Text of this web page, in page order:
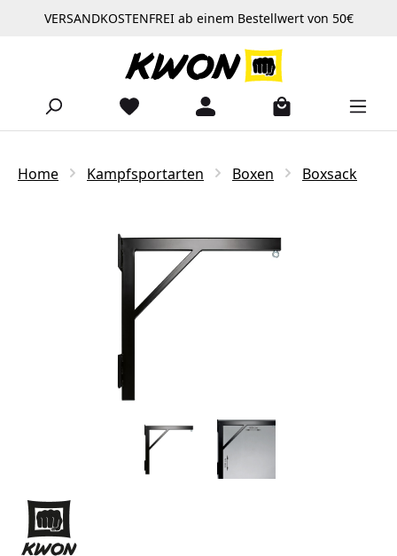
Zum Hauptinhalt springen
VERSANDKOSTENFREI ab einem Bestellwert von 50€
Home Kampfsportarten Boxen Boxsack